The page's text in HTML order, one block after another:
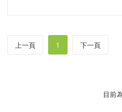
上一頁 1 下一頁
目前